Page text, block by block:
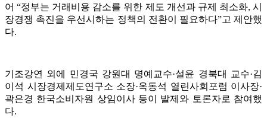
어 “정부는 거래비용 감소를 위한 제도 개선과 규제 최소화, 시
장경쟁 촉진을 우선시하는 정책의 전환이 필요하다”고 제안했
다.
기조강연 외에 민경국 강원대 명예교수·설윤 경북대 교수·김
이석 시장경제제도연구소 소장·옥동석 열린사회포럼 이사장·
곽은경 한국소비자원 상임이사 등이 발제와 토론자로 참여했
다.